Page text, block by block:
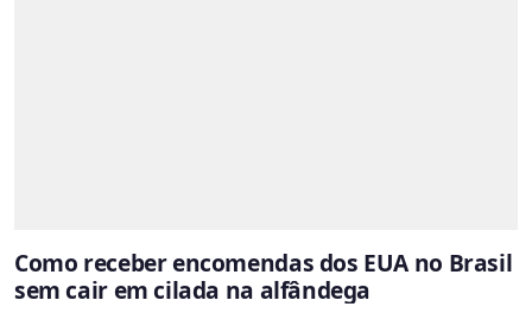
Como receber encomendas dos EUA no Brasil
sem cair em cilada na alfândega